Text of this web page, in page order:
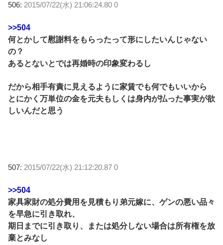
506: 2015/07/22(水) 21:06:24.80 0
>>504
何とかして慰謝料をもらったって形にしたいんじゃない
の？
あるとないとでは再婚時の印象変わるし
だから相手有責に見えるように家賃でも何でもいいから
とにかく万単位の金を元夫もしくは身内が払った事実が欲
しいんだと思う
507: 2015/07/22(水) 21:12:20.87 0
>>504
家具家財の処分費用を見積もり弟元嫁に、ゲンの悪い品々
を早急に引き取れ、
期日までに引き取り、または処分しない場合は所有権を放
棄とみなし